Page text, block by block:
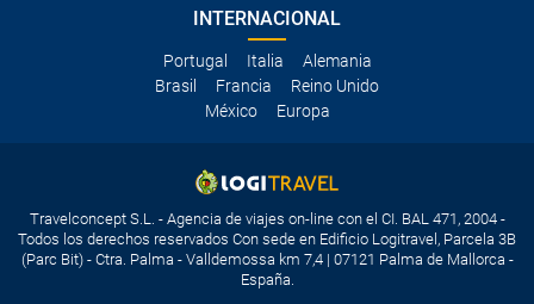
INTERNACIONAL
Portugal Italia
Alemania
Brasil
Francia
Reino Unido
México
Europa
Travelconcept S.L. - Agencia de viajes on-line con el CI. BAL 471, 2004 -
Todos los derechos reservados Con sede en Edificio Logitravel, Parcela 3B
(Parc Bit) - Ctra. Palma - Valldemossa km 7,4 | 07121 Palma de Mallorca -
España.